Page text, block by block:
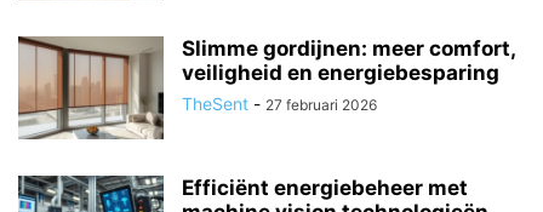
Slimme gordijnen: meer comfort,
veiligheid en energiebesparing
TheSent - 27 februari 2026
Efficiënt energiebeheer met